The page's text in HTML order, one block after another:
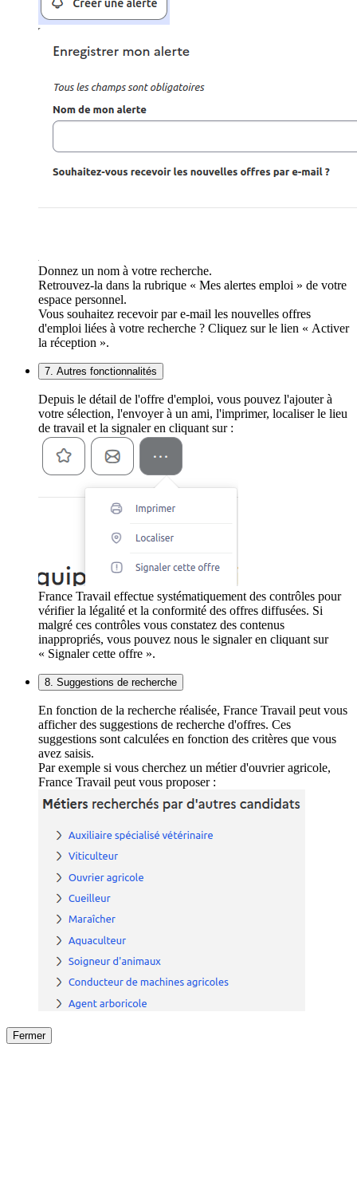
Donnez un nom à votre recherche.
Retrouvez-la dans la rubrique « Mes alertes emploi » de votre
espace personnel.
Vous souhaitez recevoir par e-mail les nouvelles offres
d'emploi liées à votre recherche ? Cliquez sur le lien « Activer
la réception ».
7. Autres fonctionnalités
Depuis le détail de l'offre d'emploi, vous pouvez l'ajouter à
votre sélection, l'envoyer à un ami, l'imprimer, localiser le lieu
de travail et la signaler en cliquant sur :
France Travail effectue systématiquement des contrôles pour
vérifier la légalité et la conformité des offres diffusées. Si
malgré ces contrôles vous constatez des contenus
inappropriés, vous pouvez nous le signaler en cliquant sur
« Signaler cette offre ».
8. Suggestions de recherche
En fonction de la recherche réalisée, France Travail peut vous
afficher des suggestions de recherche d'offres. Ces
suggestions sont calculées en fonction des critères que vous
avez saisis.
Par exemple si vous cherchez un métier d'ouvrier agricole,
France Travail peut vous proposer :
Fermer